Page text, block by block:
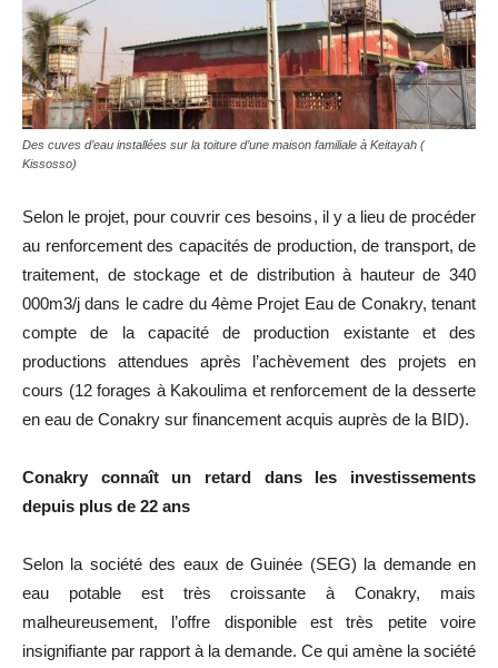
Des cuves d’eau installées sur la toiture d’une maison familiale à Keitayah (
Kissosso)
Selon le projet, pour couvrir ces besoins, il y a lieu de procéder
au renforcement des capacités de production, de transport, de
traitement, de stockage et de distribution à hauteur de 340
000m3/j dans le cadre du 4ème Projet Eau de Conakry, tenant
compte de la capacité de production existante et des
productions attendues après l’achèvement des projets en
cours (12 forages à Kakoulima et renforcement de la desserte
en eau de Conakry sur financement acquis auprès de la BID).
Conakry connaît un retard dans les investissements
depuis plus de 22 ans
Selon la société des eaux de Guinée (SEG) la demande en
eau potable est très croissante à Conakry, mais
malheureusement, l’offre disponible est très petite voire
insignifiante par rapport à la demande. Ce qui amène la société